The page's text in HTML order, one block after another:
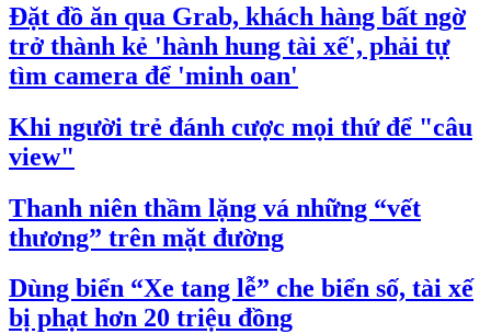
Đặt đồ ăn qua Grab, khách hàng bất ngờ
trở thành kẻ 'hành hung tài xế', phải tự
tìm camera để 'minh oan'
Khi người trẻ đánh cược mọi thứ để "câu
view"
Thanh niên thầm lặng vá những “vết
thương” trên mặt đường
Dùng biển “Xe tang lễ” che biển số, tài xế
bị phạt hơn 20 triệu đồng